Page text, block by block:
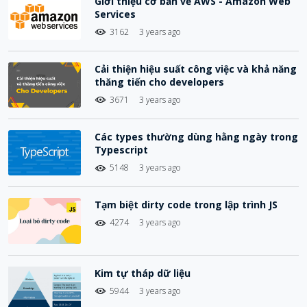
Services
3162 3 years ago
Cải thiện hiệu suất công việc và khả năng
thăng tiến cho developers
3671 3 years ago
Các types thường dùng hằng ngày trong
Typescript
5148 3 years ago
Tạm biệt dirty code trong lập trình JS
4274 3 years ago
Kim tự tháp dữ liệu
5944 3 years ago